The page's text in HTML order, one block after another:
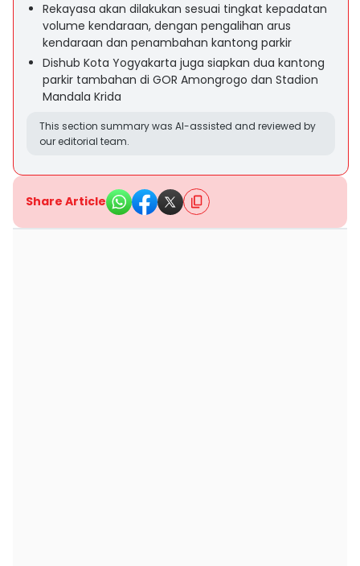
Rekayasa akan dilakukan sesuai tingkat kepadatan
volume kendaraan, dengan pengalihan arus
kendaraan dan penambahan kantong parkir
Dishub Kota Yogyakarta juga siapkan dua kantong
parkir tambahan di GOR Amongrogo dan Stadion
Mandala Krida
This section summary was AI-assisted and reviewed by
our editorial team.
Share Article